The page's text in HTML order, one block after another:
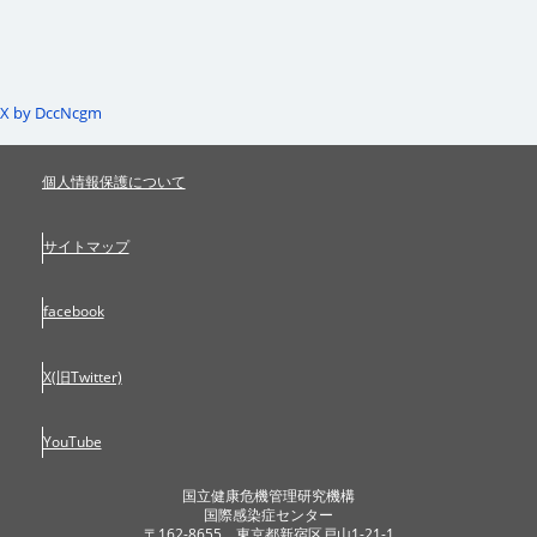
X by DccNcgm
個人情報保護について
サイトマップ
facebook
X(旧Twitter)
YouTube
国立健康危機管理研究機構
国際感染症センター